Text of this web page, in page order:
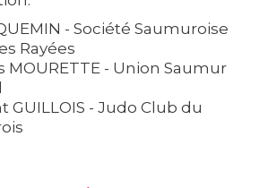
- Société Saumuroise
Rayées
MOURETTE - Union Saumur
GUILLOIS - Judo Club du